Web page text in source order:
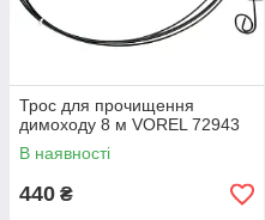
Трос для прочищення
димоходу 8 м VOREL 72943
В наявності
440 ₴